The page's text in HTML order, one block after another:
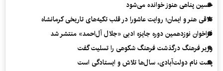
حسین پناهی هنوز خوانده می‌شود
تلاقی هنر و ایمان؛ روایت عاشورا در قلب تکیه‌های تاریخی کرمانشاه
فراخوان نوزدهمین دوره جایزه ادبی «جلال آل‌احمد» منتشر شد
وزیر فرهنگ درگذشت فرهنگ شکوهی را تسلیت گفت
پشت نام دولت‌آبادی، سال‌ها تلاش و ایستادگی است